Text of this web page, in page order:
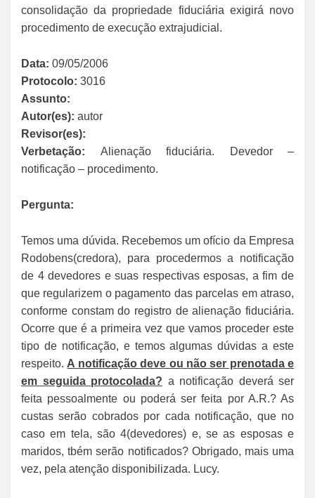
consolidação da propriedade fiduciária exigirá novo
procedimento de execução extrajudicial.
Data: 09/05/2006
Protocolo: 3016
Assunto:
Autor(es): autor
Revisor(es):
Verbetação: Alienação fiduciária. Devedor –
notificação – procedimento.
Pergunta:
Temos uma dúvida. Recebemos um ofício da Empresa
Rodobens(credora), para procedermos a notificação
de 4 devedores e suas respectivas esposas, a fim de
que regularizem o pagamento das parcelas em atraso,
conforme constam do registro de alienação fiduciária.
Ocorre que é a primeira vez que vamos proceder este
tipo de notificação, e temos algumas dúvidas a este
respeito. A notificação deve ou não ser prenotada e
em seguida protocolada? a notificação deverá ser
feita pessoalmente ou poderá ser feita por A.R.? As
custas serão cobrados por cada notificação, que no
caso em tela, são 4(devedores) e, se as esposas e
maridos, tbém serão notificados? Obrigado, mais uma
vez, pela atenção disponibilizada. Lucy.